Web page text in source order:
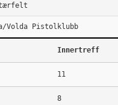
Volda Pistolklubb
Innertreff
11
8